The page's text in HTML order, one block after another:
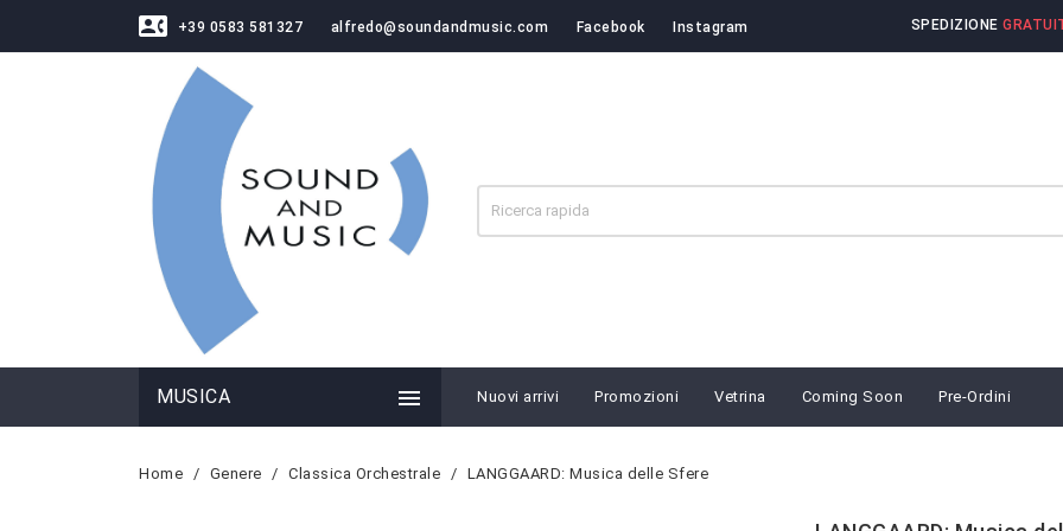
contact_phone +39 0583 581327 alfredo@soundandmusic.com Facebook Instagram SPEDIZIONE
MUSICA  Nuovi arrivi Promozioni Vetrina Coming Soon Pre-Ordini
Home Genere Classica Orchestrale LANGGAARD: Musica delle Sfere